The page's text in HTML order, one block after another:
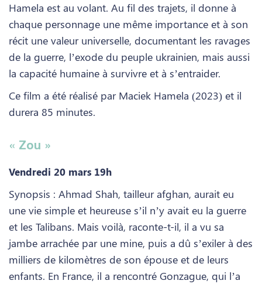
Hamela est au volant. Au fil des trajets, il donne à
chaque personnage une même importance et à son
récit une valeur universelle, documentant les ravages
de la guerre, l’exode du peuple ukrainien, mais aussi
la capacité humaine à survivre et à s’entraider.
Ce film a été réalisé par Maciek Hamela (2023) et il
durera 85 minutes.
« Zou »
Vendredi 20 mars 19h
Synopsis : Ahmad Shah, tailleur afghan, aurait eu
une vie simple et heureuse s’il n’y avait eu la guerre
et les Talibans. Mais voilà, raconte-t-il, il a vu sa
jambe arrachée par une mine, puis a dû s’exiler à des
milliers de kilomètres de son épouse et de leurs
enfants. En France, il a rencontré Gonzague, qui l’a